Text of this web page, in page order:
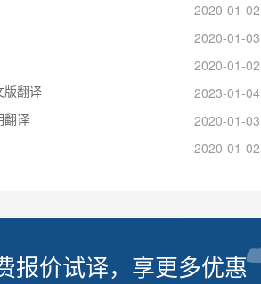
2020-01-02
2020-01-03
2020-01-02
版翻译
2023-01-04
翻译
2020-01-03
2020-01-02
报价试译，享更多优惠